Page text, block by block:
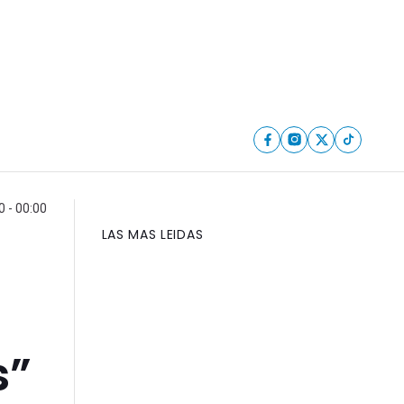
- 00:00
LAS MAS LEIDAS